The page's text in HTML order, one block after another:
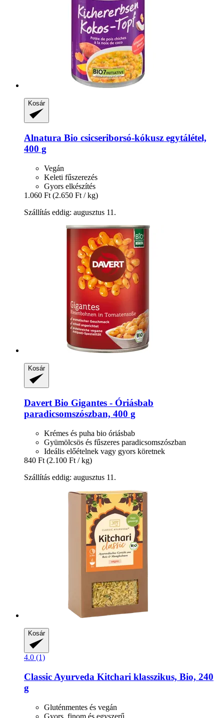
Kosár
Alnatura Bio csicseriborsó-​kókusz egytálétel,
400 g
Vegán
Keleti fűszerezés
Gyors elkészítés
1.060 Ft (2.650 Ft / kg)
Szállítás eddig: augusztus 11.
Kosár
Davert Bio Gigantes -​ Óriásbab
paradicsomszószban, 400 g
Krémes és puha bio óriásbab
Gyümölcsös és fűszeres paradicsomszószban
Ideális előételnek vagy gyors köretnek
840 Ft (2.100 Ft / kg)
Szállítás eddig: augusztus 11.
Kosár
4.0 (1)
Classic Ayurveda Kitchari klasszikus, Bio, 240
g
Gluténmentes és vegán
Gyors, finom és egyszerű